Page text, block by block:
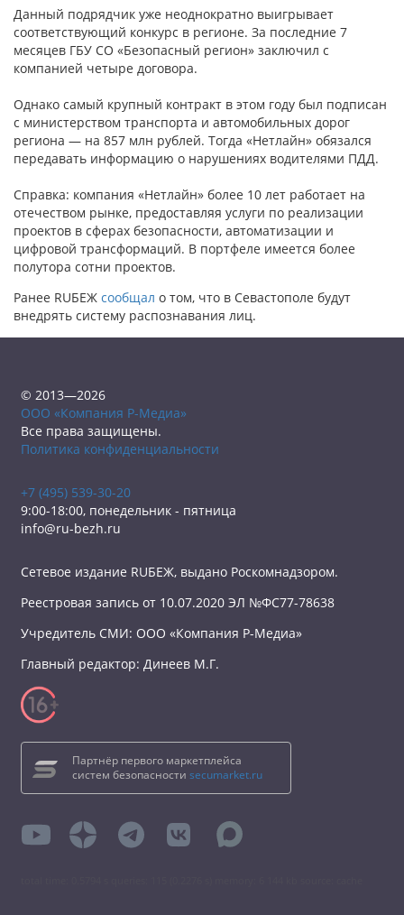
Данный подрядчик уже неоднократно выигрывает
соответствующий конкурс в регионе. За последние 7
месяцев ГБУ СО «Безопасный регион» заключил с
компанией четыре договора.
Однако самый крупный контракт в этом году был подписан
с министерством транспорта и автомобильных дорог
региона — на 857 млн рублей. Тогда «Нетлайн» обязался
передавать информацию о нарушениях водителями ПДД.
Справка: компания «Нетлайн» более 10 лет работает на
отечеством рынке, предоставляя услуги по реализации
проектов в сферах безопасности, автоматизации и
цифровой трансформаций. В портфеле имеется более
полутора сотни проектов.
Ранее RUБЕЖ сообщал о том, что в Севастополе будут
внедрять систему распознавания лиц.
© 2013—2026
ООО «Компания Р-Медиа»
Все права защищены.
Политика конфиденциальности
+7 (495) 539-30-20
9:00-18:00, понедельник - пятница
info@ru-bezh.ru
Сетевое издание RUБЕЖ, выдано Роскомнадзором.
Реестровая запись от 10.07.2020 ЭЛ №ФС77-78638
Учредитель СМИ: ООО «Компания Р-Медиа»
Главный редактор: Динеев М.Г.
Партнёр первого маркетплейса
систем безопасности secumarket.ru